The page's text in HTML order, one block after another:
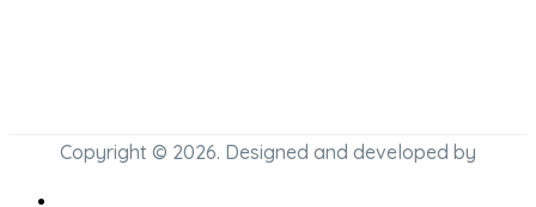
Copyright © 2026. Designed and developed by